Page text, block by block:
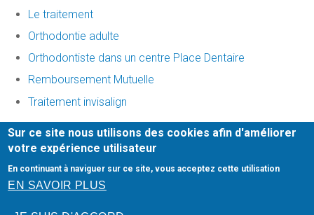
Le traitement
Orthodontie adulte
Orthodontiste dans un centre Place Dentaire
Remboursement Mutuelle
Traitement invisalign
Honoraires-Mentions légales
site web du cabinet dentaire créé par denti.site
urgence dentaire strasbourg
Sur ce site nous utilisons des cookies afin d'améliorer
votre expérience utilisateur
En continuant à naviguer sur ce site, vous acceptez cette utilisation
EN SAVOIR PLUS